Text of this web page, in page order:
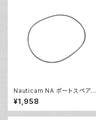
Nauticam NA ポートスペアO
リング90142 [20868]
¥1,958